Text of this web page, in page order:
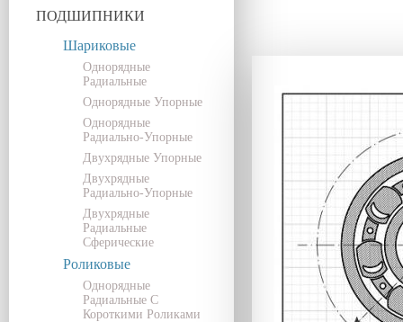
ПОДШИПНИКИ
Шариковые
Однорядные
Радиальные
Однорядные Упорные
Однорядные
Радиально-Упорные
Двухрядные Упорные
Двухрядные
Радиально-Упорные
Двухрядные
Радиальные
Сферические
Роликовые
Однорядные
Радиальные С
Короткими Роликами